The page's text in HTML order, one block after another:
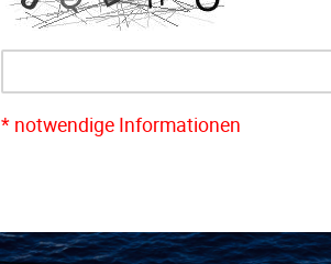
* notwendige Informationen